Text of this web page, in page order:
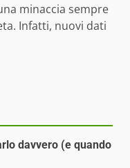
minaccia sempre
Infatti, nuovi dati
davvero (e quando